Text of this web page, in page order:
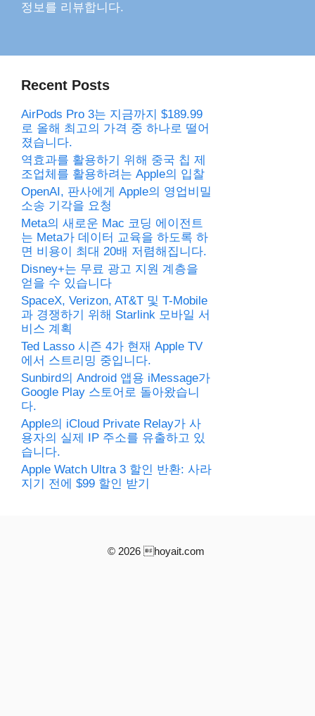
정보를 리뷰합니다.
Recent Posts
AirPods Pro 3는 지금까지 $189.99
로 올해 최고의 가격 중 하나로 떨어
졌습니다.
역효과를 활용하기 위해 중국 칩 제
조업체를 활용하려는 Apple의 입찰
OpenAI, 판사에게 Apple의 영업비밀
소송 기각을 요청
Meta의 새로운 Mac 코딩 에이전트
는 Meta가 데이터 교육을 하도록 하
면 비용이 최대 20배 저렴해집니다.
Disney+는 무료 광고 지원 계층을
얻을 수 있습니다
SpaceX, Verizon, AT&T 및 T-Mobile
과 경쟁하기 위해 Starlink 모바일 서
비스 계획
Ted Lasso 시즌 4가 현재 Apple TV
에서 스트리밍 중입니다.
Sunbird의 Android 앱용 iMessage가
Google Play 스토어로 돌아왔습니
다.
Apple의 iCloud Private Relay가 사
용자의 실제 IP 주소를 유출하고 있
습니다.
Apple Watch Ultra 3 할인 반환: 사라
지기 전에 $99 할인 받기
© 2026 hoyait.com